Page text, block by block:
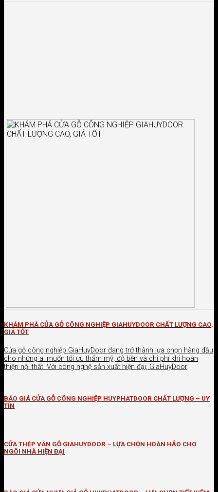
KHÁM PHÁ CỬA GỖ CÔNG NGHIỆP GIAHUYDOOR CHẤT LƯỢNG CAO,
GIÁ TỐT
Cửa gỗ công nghiệp GiaHuyDoor đang trở thành lựa chọn hàng đầu
cho những ai muốn tối ưu thẩm mỹ, độ bền và chi phí khi hoàn
thiện nội thất. Với công nghệ sản xuất hiện đại, GiaHuyDoor
BÁO GIÁ CỬA GỖ CÔNG NGHIỆP HUYPHATDOOR CHẤT LƯỢNG – UY
TÍN
CỬA THÉP VÂN GỖ GIAHUYDOOR – LỰA CHỌN HOÀN HẢO CHO
NGÔI NHÀ HIỆN ĐẠI